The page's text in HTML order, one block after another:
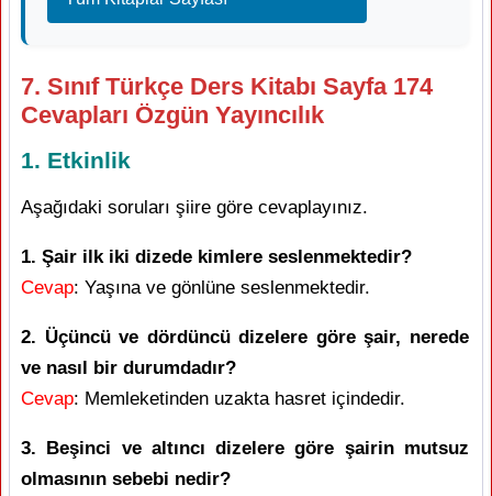
7. Sınıf Türkçe Ders Kitabı Sayfa 174
Cevapları Özgün Yayıncılık
1. Etkinlik
Aşağıdaki soruları şiire göre cevaplayınız.
1. Şair ilk iki dizede kimlere seslenmektedir?
Cevap: Yaşına ve gönlüne seslenmektedir.
2. Üçüncü ve dördüncü dizelere göre şair, nerede
ve nasıl bir durumdadır?
Cevap: Memleketinden uzakta hasret içindedir.
3. Beşinci ve altıncı dizelere göre şairin mutsuz
olmasının sebebi nedir?